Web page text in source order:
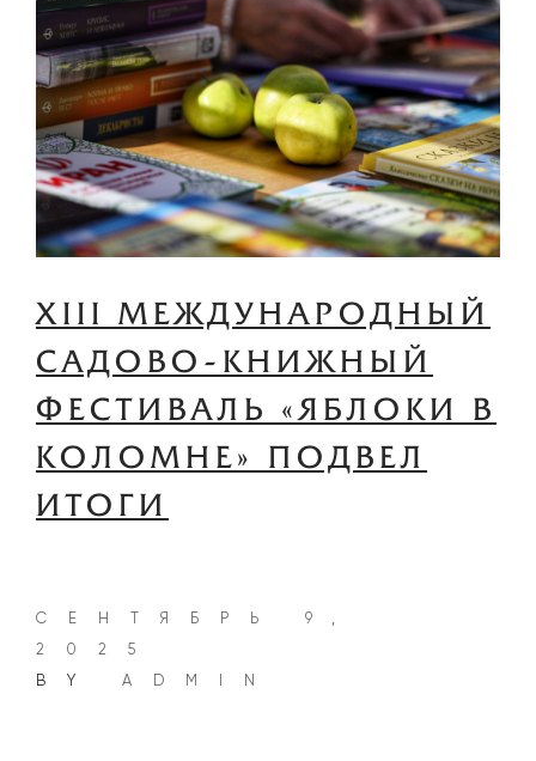
XIII МЕЖДУНАРОДНЫЙ
САДОВО-КНИЖНЫЙ
ФЕСТИВАЛЬ «ЯБЛОКИ В
КОЛОМНЕ» ПОДВЕЛ
ИТОГИ
СЕНТЯБРЬ 9,
2025
BY ADMIN